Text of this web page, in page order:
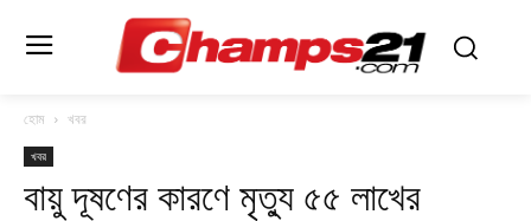
হোম খবর
খবর
বায়ু দূষণের কারণে মৃত্যু ৫৫ লাখের